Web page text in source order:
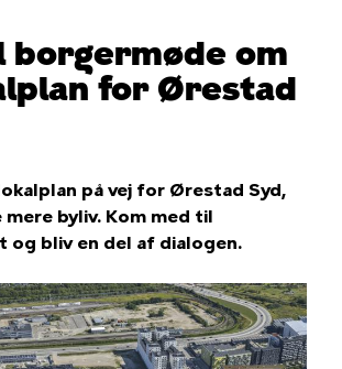
borgermøde om
for Ørestad
på vej for Ørestad Syd,
mere byliv. Kom med til
og bliv en del af dialogen.